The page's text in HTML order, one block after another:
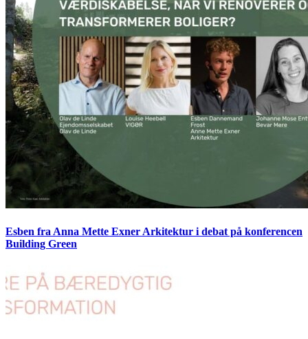
Esben fra Anna Mette Exner Arkitektur i debat på konferencen
Building Green